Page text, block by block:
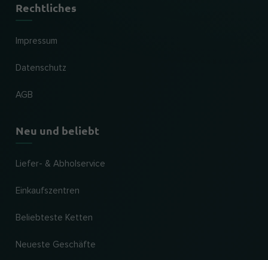
Rechtliches
Impressum
Datenschutz
AGB
Neu und beliebt
Liefer- & Abholservice
Einkaufszentren
Beliebteste Ketten
Neueste Geschäfte